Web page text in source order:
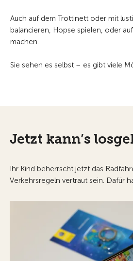
Auch auf dem Trottinett oder mit
balancieren, Hopse spielen, oder
machen.
Sie sehen es selbst – es gibt viele
Jetzt kann’s
Ihr Kind beherrscht jetzt das
Verkehrsregeln vertraut sein. Dafür